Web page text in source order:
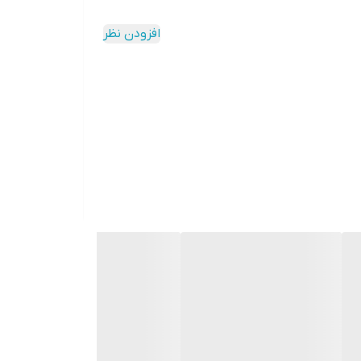
افزودن نظر